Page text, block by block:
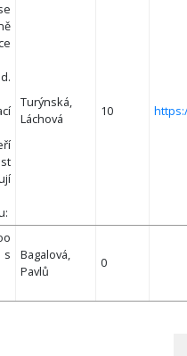
Turýnská,
Láchová
10
Bagalová,
Pavlů
0